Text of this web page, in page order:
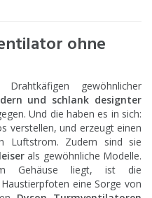
ohne
gewöhnlicher
und schlank designter
Und die haben es in sich:
verstellen, und erzeugt einen
Luftstrom. Zudem sind sie
als gewöhnliche Modelle.
Gehäuse liegt, ist die
eine Sorge von